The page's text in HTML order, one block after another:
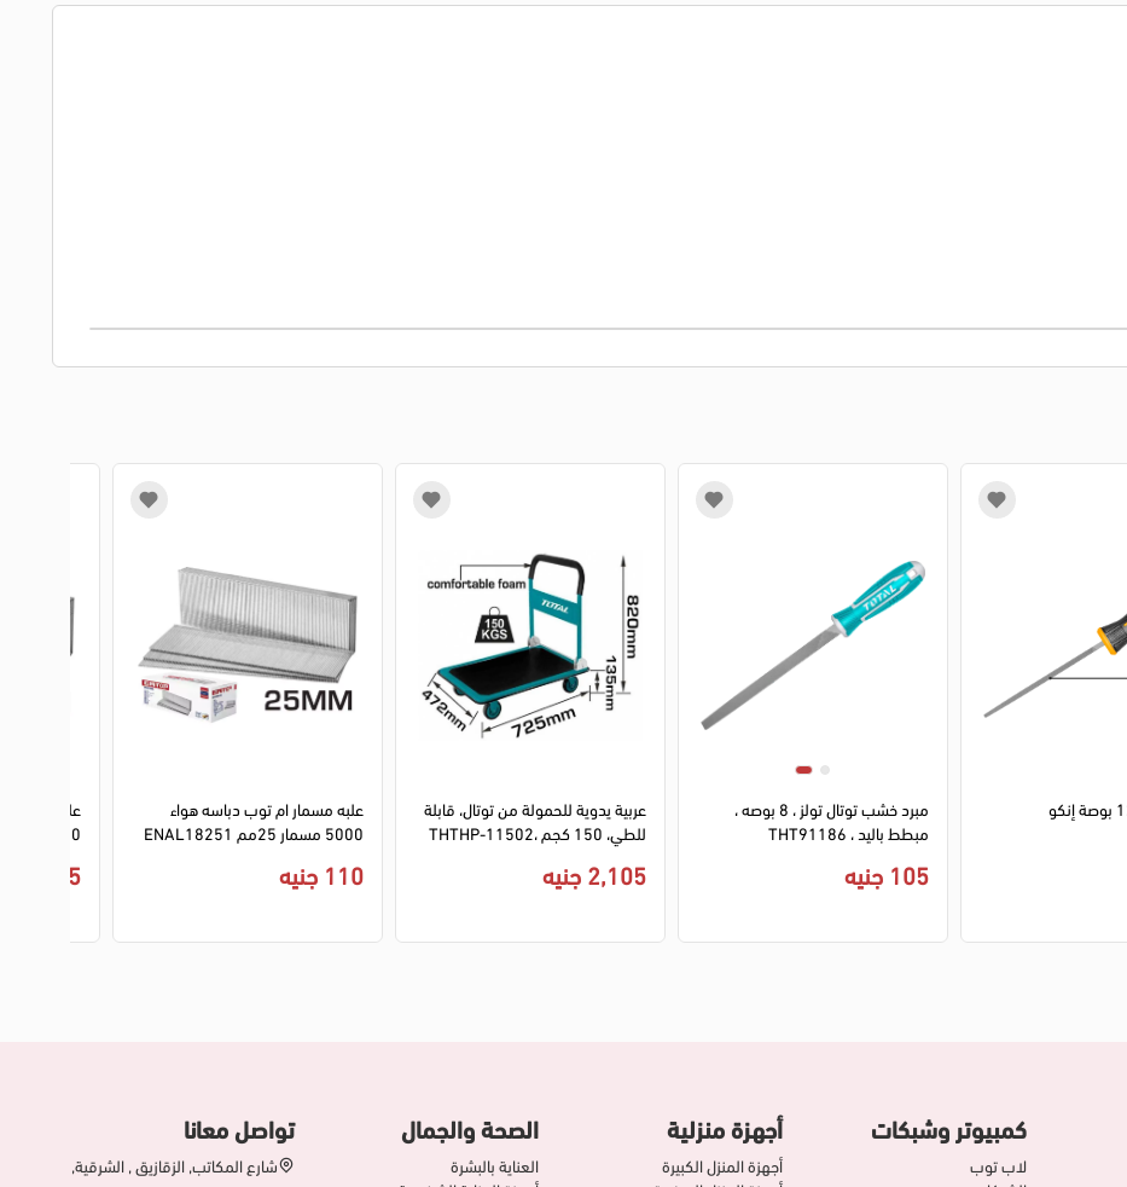
علبه مسمار
5000 مسمار 50مم ENAL18501
215 جنيه
علبه مسمار ام توب دباسه هواء
5000 مسمار 25مم ENAL18251
110 جنيه
عربية يدوية للحمولة من توتال، قابلة
للطي، 150 كجم ،THTHP-11502
2,105 جنيه
مبرد خشب توتال تولز ، 8 بوصه ،
مبطط باليد ، THT91186
105 جنيه
مبرد معادن 12 بوصة إنكو
كمبيوتر وشبكات
لاب توب
أجهزة منزلية
أجهزة المنزل الكبيرة
الصحة والجمال
العناية بالبشرة
تواصل معانا
شارع المكاتب, الزقازيق , الشرقية,